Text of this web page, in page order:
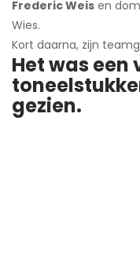
Frederic Weis en
Wies.
Kort daarna, zijn
Het was een
gezien.